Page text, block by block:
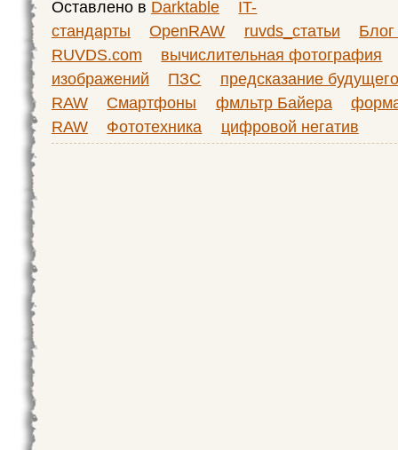
Оставлено в Darktable
IT-
стандарты
OpenRAW ruvds_статьи
RUVDS.com
вычислительная фотография
изображений
ПЗС
предсказание будущего
RAW
Смартфоны фмльтр Байера
RAW
Фототехника цифровой негатив